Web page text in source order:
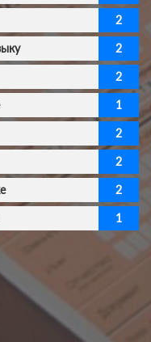
2
2
2
1
2
2
2
1